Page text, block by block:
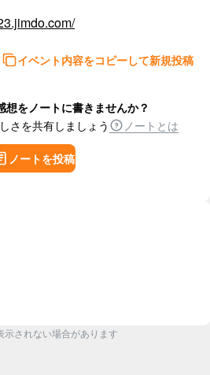
イベント内容をコピーして新規投稿
想をノートに書きませんか？
さを共有しましょう
ノートとは
ノートを投稿
されない場合があります